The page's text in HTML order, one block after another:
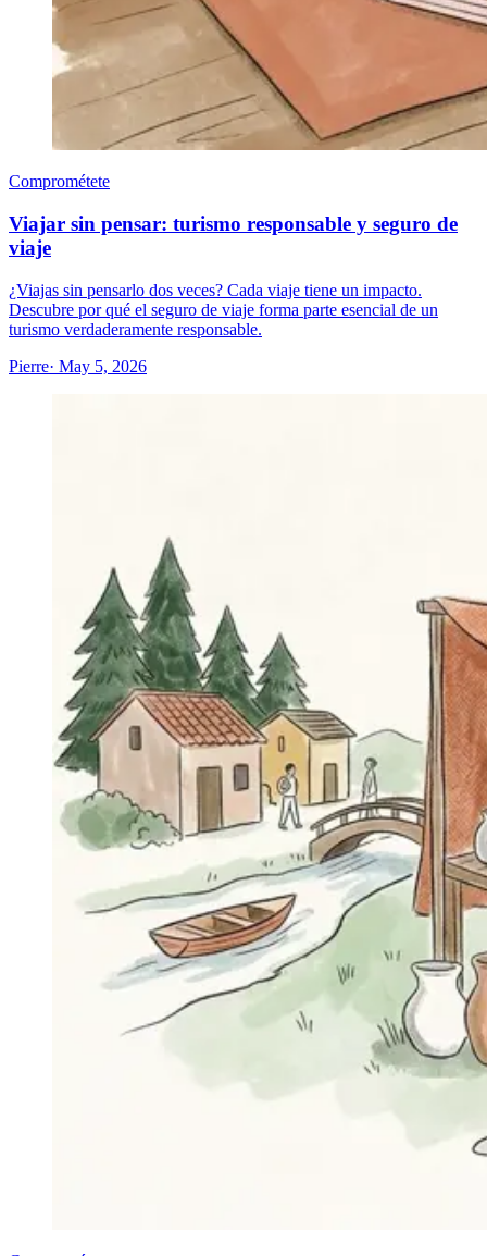
Comprométete
Viajar sin pensar: turismo responsable y seguro de
viaje
¿Viajas sin pensarlo dos veces? Cada viaje tiene un impacto.
Descubre por qué el seguro de viaje forma parte esencial de un
turismo verdaderamente responsable.
Pierre· May 5, 2026